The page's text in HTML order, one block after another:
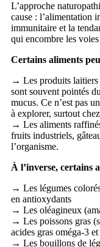
L’approche
cause : l’alimentation
immunitaire et la
qui encombre les
Certains aliments
→ Les produits laitiers
sont souvent pointés
mucus. Ce n’est pas
à explorer, surtout
→ Les aliments
fruits industriels,
l’organisme.
À l’inverse, certains
→ Les légumes
en antioxydants
→ Les oléagineux
→ Les poissons gras
acides gras oméga-3
→ Les bouillons de